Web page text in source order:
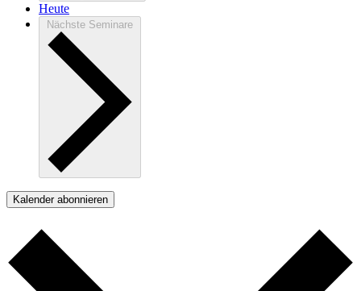
Heute
Nächste Seminare
Kalender abonnieren